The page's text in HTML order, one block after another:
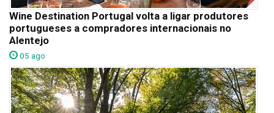
Wine Destination Portugal volta a ligar produtores
portugueses a compradores internacionais no
Alentejo
05 ago